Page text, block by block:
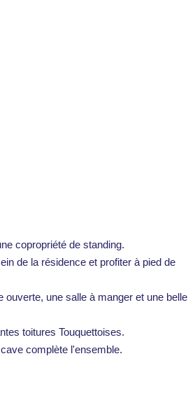
copropriété de standing.
de la résidence et profiter à pied de
une salle à manger et une belle
toitures Touquettoises.
complète l'ensemble.